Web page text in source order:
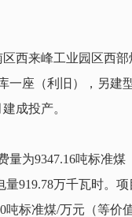
来峰工业园区西部
一座（利旧），另
成投产。
9347.16吨标准煤
量919.78万千瓦时。
吨标准煤/万元（等